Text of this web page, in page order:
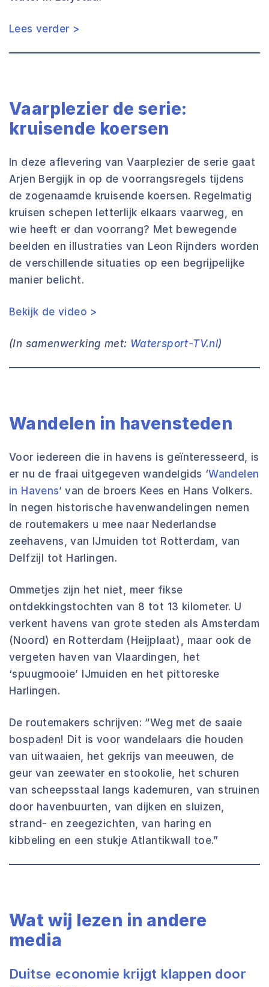
Lees verder >
Vaarplezier de serie:
kruisende koersen
In deze aflevering van Vaarplezier de serie gaat
Arjen Bergijk in op de voorrangsregels tijdens
de zogenaamde kruisende koersen. Regelmatig
kruisen schepen letterlijk elkaars vaarweg, en
wie heeft er dan voorrang? Met bewegende
beelden en illustraties van Leon Rijnders worden
de verschillende situaties op een begrijpelijke
manier belicht.
Bekijk de video >
(In samenwerking met: Watersport-TV.nl)
Wandelen in havensteden
Voor iedereen die in havens is geïnteresseerd, is
er nu de fraai uitgegeven wandelgids ‘Wandelen
in Havens‘ van de broers Kees en Hans Volkers.
In negen historische havenwandelingen nemen
de routemakers u mee naar Nederlandse
zeehavens, van IJmuiden tot Rotterdam, van
Delfzijl tot Harlingen.
Ommetjes zijn het niet, meer fikse
ontdekkingstochten van 8 tot 13 kilometer. U
verkent havens van grote steden als Amsterdam
(Noord) en Rotterdam (Heijplaat), maar ook de
vergeten haven van Vlaardingen, het
‘spuugmooie’ IJmuiden en het pittoreske
Harlingen.
De routemakers schrijven: “Weg met de saaie
bospaden! Dit is voor wandelaars die houden
van uitwaaien, het gekrijs van meeuwen, de
geur van zeewater en stookolie, het schuren
van scheepsstaal langs kademuren, van struinen
door havenbuurten, van dijken en sluizen,
strand- en zeegezichten, van haring en
kibbeling en een stukje Atlantikwall toe.”
Wat wij lezen in andere
media
Duitse economie krijgt klappen door